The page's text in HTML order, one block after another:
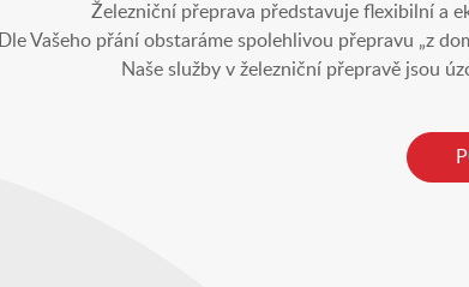
Železniční přeprava představuje flexibilní a
Dle Vašeho přání obstaráme spolehlivou přepravu „z
Naše služby v železniční přepravě jsou